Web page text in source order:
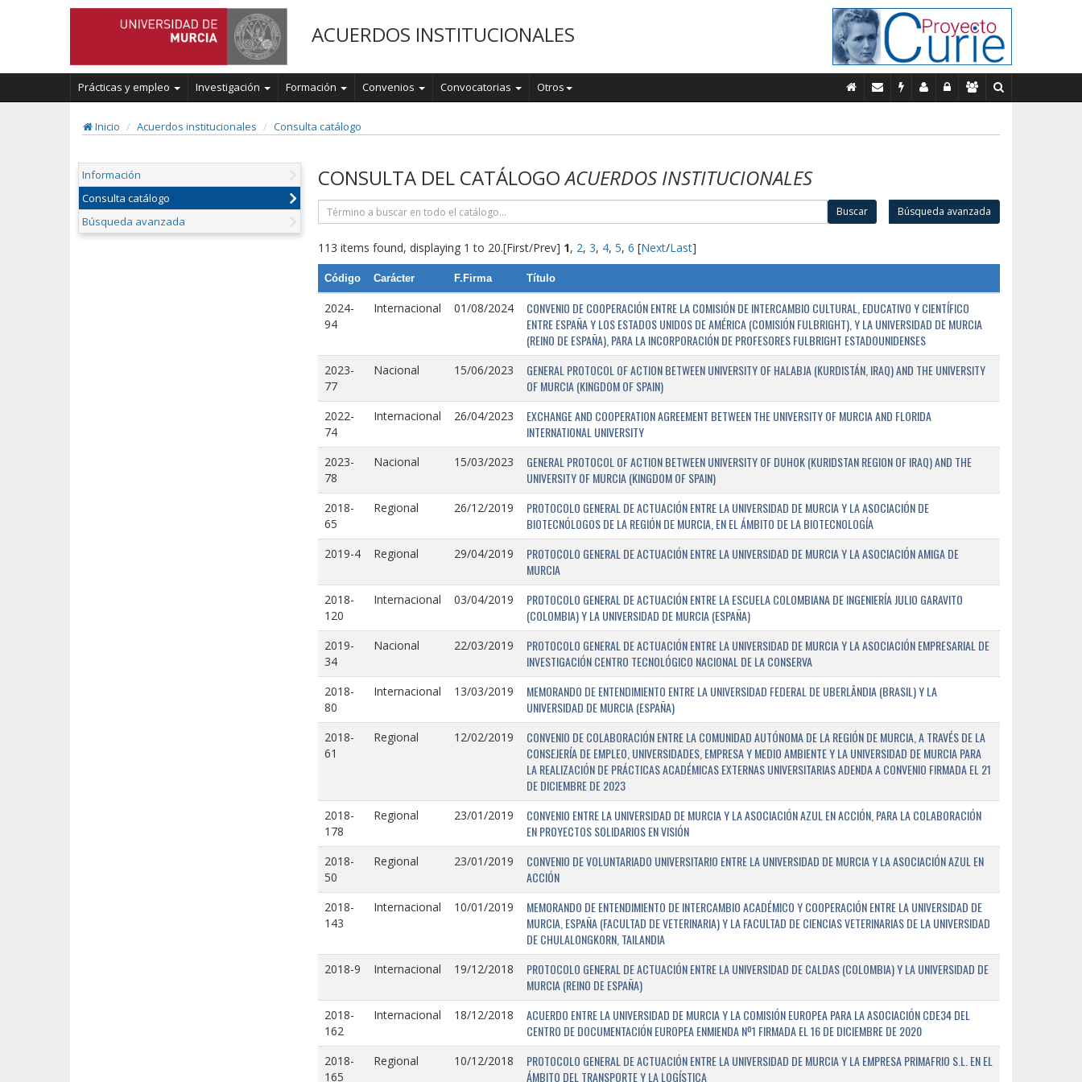
ACUERDOS INSTITUCIONALES
Prácticas y empleo Investigación Formación Convenios Convocatorias Otros
Inicio Acuerdos institucionales Consulta catálogo
Información
Consulta catálogo
Búsqueda avanzada
CONSULTA DEL CATÁLOGOACUERDOS INSTITUCIONALES
Buscar Búsqueda avanzada
113 items found, displaying 1 to 20.[First/Prev] 1, 2, 3, 4, 5, 6 [Next/Last]
Código Carácter F.Firma Título
2024-
94
Internacional 01/08/2024
CONVENIO DE COOPERACIÓN ENTRE LA COMISIÓN DE INTERCAMBIO CULTURAL, EDUCATIVO Y CIENTÍFICO
ENTRE ESPAÑA Y LOS ESTADOS UNIDOS DE AMÉRICA (COMISIÓN FULBRIGHT), Y LA UNIVERSIDAD DE MURCIA
(REINO DE ESPAÑA), PARA LA INCORPORACIÓN DE PROFESORES FULBRIGHT ESTADOUNIDENSES
2023-
77
Nacional 15/06/2023
GENERAL PROTOCOL OF ACTION BETWEEN UNIVERSITY OF HALABJA (KURDISTÁN, IRAQ) AND THE UNIVERSITY
OF MURCIA (KINGDOM OF SPAIN)
2022-
74
Internacional 26/04/2023
EXCHANGE AND COOPERATION AGREEMENT BETWEEN THE UNIVERSITY OF MURCIA AND FLORIDA
INTERNATIONAL UNIVERSITY
2023-
78
Nacional 15/03/2023
GENERAL PROTOCOL OF ACTION BETWEEN UNIVERSITY OF DUHOK (KURIDSTAN REGION OF IRAQ) AND THE
UNIVERSITY OF MURCIA (KINGDOM OF SPAIN)
2018-
65
Regional 26/12/2019
PROTOCOLO GENERAL DE ACTUACIÓN ENTRE LA UNIVERSIDAD DE MURCIA Y LA ASOCIACIÓN DE
BIOTECNÓLOGOS DE LA REGIÓN DE MURCIA, EN EL ÁMBITO DE LA BIOTECNOLOGÍA
2019-4 Regional 29/04/2019
PROTOCOLO GENERAL DE ACTUACIÓN ENTRE LA UNIVERSIDAD DE MURCIA Y LA ASOCIACIÓN AMIGA DE
MURCIA
2018-
120
Internacional 03/04/2019
PROTOCOLO GENERAL DE ACTUACIÓN ENTRE LA ESCUELA COLOMBIANA DE INGENIERÍA JULIO GARAVITO
(COLOMBIA) Y LA UNIVERSIDAD DE MURCIA (ESPAÑA)
2019-
34
Nacional 22/03/2019
PROTOCOLO GENERAL DE ACTUACIÓN ENTRE LA UNIVERSIDAD DE MURCIA Y LA ASOCIACIÓN EMPRESARIAL DE
INVESTIGACIÓN CENTRO TECNOLÓGICO NACIONAL DE LA CONSERVA
2018-
80
Internacional 13/03/2019
MEMORANDO DE ENTENDIMIENTO ENTRE LA UNIVERSIDAD FEDERAL DE UBERLÂNDIA (BRASIL) Y LA
UNIVERSIDAD DE MURCIA (ESPAÑA)
2018-
61
Regional 12/02/2019
CONVENIO DE COLABORACIÓN ENTRE LA COMUNIDAD AUTÓNOMA DE LA REGIÓN DE MURCIA, A TRAVÉS DE LA
CONSEJERÍA DE EMPLEO, UNIVERSIDADES, EMPRESA Y MEDIO AMBIENTE Y LA UNIVERSIDAD DE MURCIA PARA
LA REALIZACIÓN DE PRÁCTICAS ACADÉMICAS EXTERNAS UNIVERSITARIAS ADENDA A CONVENIO FIRMADA EL 21
DE DICIEMBRE DE 2023
2018-
178
Regional 23/01/2019
CONVENIO ENTRE LA UNIVERSIDAD DE MURCIA Y LA ASOCIACIÓN AZUL EN ACCIÓN, PARA LA COLABORACIÓN
EN PROYECTOS SOLIDARIOS EN VISIÓN
2018-
50
Regional 23/01/2019
CONVENIO DE VOLUNTARIADO UNIVERSITARIO ENTRE LA UNIVERSIDAD DE MURCIA Y LA ASOCIACIÓN AZUL EN
ACCIÓN
2018-
143
Internacional 10/01/2019
MEMORANDO DE ENTENDIMIENTO DE INTERCAMBIO ACADÉMICO Y COOPERACIÓN ENTRE LA UNIVERSIDAD DE
MURCIA, ESPAÑA (FACULTAD DE VETERINARIA) Y LA FACULTAD DE CIENCIAS VETERINARIAS DE LA UNIVERSIDAD
DE CHULALONGKORN, TAILANDIA
2018-9 Internacional 19/12/2018
PROTOCOLO GENERAL DE ACTUACIÓN ENTRE LA UNIVERSIDAD DE CALDAS (COLOMBIA) Y LA UNIVERSIDAD DE
MURCIA (REINO DE ESPAÑA)
2018-
162
Internacional 18/12/2018
ACUERDO ENTRE LA UNIVERSIDAD DE MURCIA Y LA COMISIÓN EUROPEA PARA LA ASOCIACIÓN CDE34 DEL
CENTRO DE DOCUMENTACIÓN EUROPEA ENMIENDA Nº1 FIRMADA EL 16 DE DICIEMBRE DE 2020
2018-
165
Regional 10/12/2018
PROTOCOLO GENERAL DE ACTUACIÓN ENTRE LA UNIVERSIDAD DE MURCIA Y LA EMPRESA PRIMAFRIO S.L. EN EL
ÁMBITO DEL TRANSPORTE Y LA LOGÍSTICA